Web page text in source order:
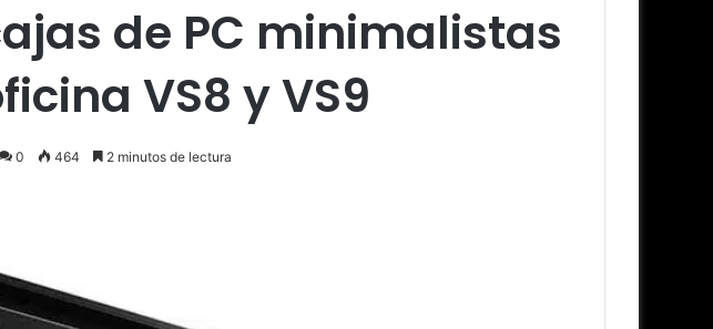
de PC minimalistas
VS8 y VS9
0 464 2 minutos de lectura